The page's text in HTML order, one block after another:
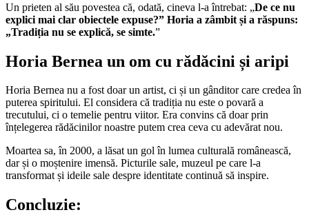
Un prieten al său povestea că, odată, cineva l-a întrebat: „De ce nu
explici mai clar obiectele expuse?” Horia a zâmbit și a răspuns:
„Tradiția nu se explică, se simte.”
Horia Bernea un om cu rădăcini și aripi
Horia Bernea nu a fost doar un artist, ci și un gânditor care credea în
puterea spiritului. El considera că tradiția nu este o povară a
trecutului, ci o temelie pentru viitor. Era convins că doar prin
înțelegerea rădăcinilor noastre putem crea ceva cu adevărat nou.
Moartea sa, în 2000, a lăsat un gol în lumea culturală românească,
dar și o moștenire imensă. Picturile sale, muzeul pe care l-a
transformat și ideile sale despre identitate continuă să inspire.
Concluzie: